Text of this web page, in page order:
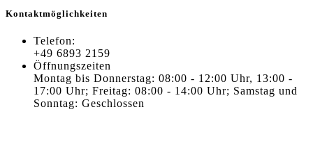
Kontaktmöglichkeiten
Telefon:
+49 6893 2159
Öffnungszeiten
Montag bis Donnerstag: 08:00 - 12:00 Uhr, 13:00 -
17:00 Uhr; Freitag: 08:00 - 14:00 Uhr; Samstag und
Sonntag: Geschlossen